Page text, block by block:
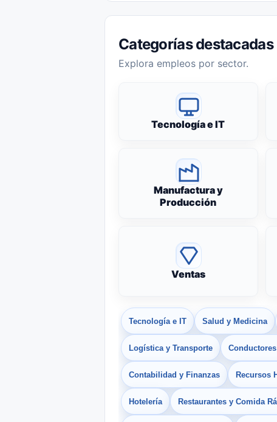
Categorías destacadas
Explora empleos por sector.
Tecnología e IT
Manufactura y
Producción
Ventas
Tecnología e IT Salud y Medicina
Logística y Transporte
Contabilidad y Finanzas Recursos
Hotelería Restaurantes y Comida